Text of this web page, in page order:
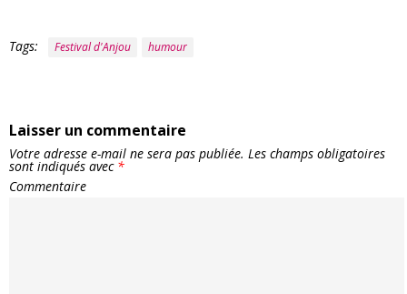
Tags: Festival d'Anjou humour
Laisser un commentaire
Votre adresse e-mail ne sera pas publiée. Les champs obligatoires
sont indiqués avec *
Commentaire